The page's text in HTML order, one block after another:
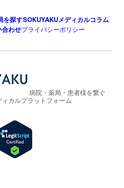
を探すSOKUYAKUメディカルコラム
合わせプライバシーポリシー
病院・薬局・患者様を繋ぐ
カルプラットフォーム